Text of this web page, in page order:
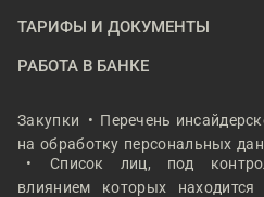
ТАРИФЫ И ДОКУМЕНТЫ
РАБОТА В БАНКЕ
Закупки Перечень
на обработку персональных
Список лиц, под
влиянием которых находится